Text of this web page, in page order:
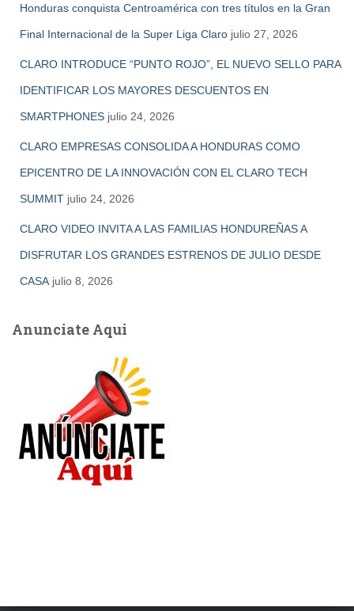
Honduras conquista Centroamérica con tres títulos en la Gran
Final Internacional de la Super Liga Claro julio 27, 2026
CLARO INTRODUCE “PUNTO ROJO”, EL NUEVO SELLO PARA
IDENTIFICAR LOS MAYORES DESCUENTOS EN
SMARTPHONES julio 24, 2026
CLARO EMPRESAS CONSOLIDA A HONDURAS COMO
EPICENTRO DE LA INNOVACIÓN CON EL CLARO TECH
SUMMIT julio 24, 2026
CLARO VIDEO INVITA A LAS FAMILIAS HONDUREÑAS A
DISFRUTAR LOS GRANDES ESTRENOS DE JULIO DESDE
CASA julio 8, 2026
Anunciate Aqui